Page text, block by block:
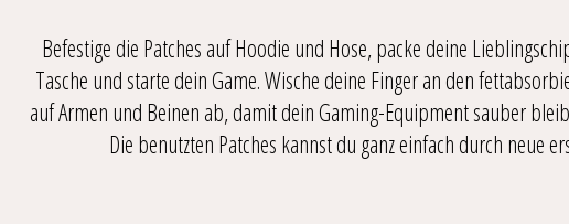
Befestige die Patches auf Hoodie und Hose, packe deine
Tasche und starte dein Game. Wische deine Finger an den
auf Armen und Beinen ab, damit dein Gaming-Equipment sauber
Die benutzten Patches kannst du ganz einfach durch neue